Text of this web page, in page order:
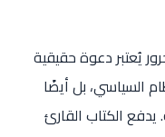
يُعتبر دعوة حقيقية
السياسي، بل أيضًا
يدفع الكتاب القارئ